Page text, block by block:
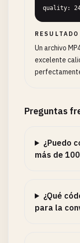
quality:
RESULTADO
Un archivo
excelente
Preguntas
¿Puedo
más de 100
¿Qué
para la